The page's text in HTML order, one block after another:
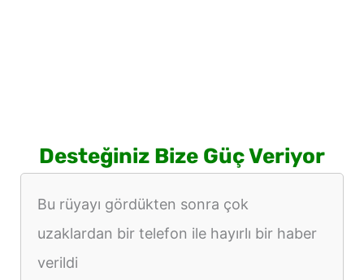
Desteğiniz Bize Güç Veriyor
Bu rüyayı gördükten sonra çok
uzaklardan bir telefon ile hayırlı bir haber
verildi